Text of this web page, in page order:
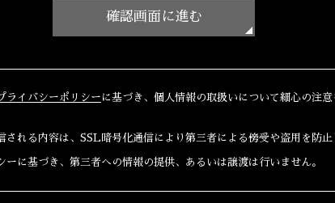
ライバシーポリシー に基づき、個人情報の取扱いについて細心の注
される内容は、SSL暗号化通信により第三者による傍受や盗用を防
ーに基づき、第三者への情報の提供、あるいは譲渡は行いません。